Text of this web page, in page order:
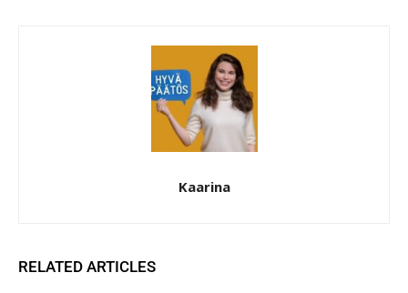
Kaarina
RELATED ARTICLES